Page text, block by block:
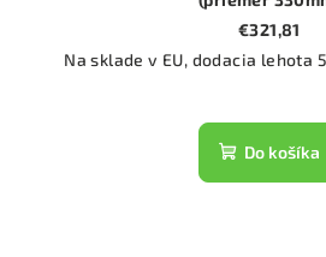
€321,81
Na sklade v EU, dodacia lehota
Do košíka